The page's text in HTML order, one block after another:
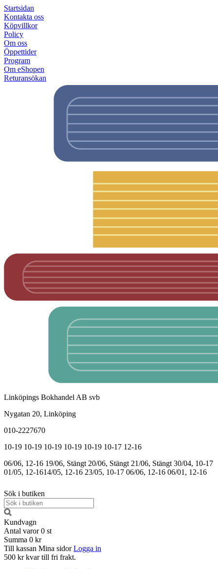
Startsidan
Kontakta oss
Köpvillkor
Policy
Om oss
Öppettider
Program
Om eShopen
Returansökan
Linköpings Bokhandel AB svb
Nygatan 20, Linköping
010-2227670
10-19 10-19 10-19 10-19 10-19 10-17 12-16
06/06, 12-16 19/06, Stängt 20/06, Stängt 21/06, Stängt 30/04, 10-17
01/05, 12-1614/05, 12-16 23/05, 10-17 06/06, 12-16 06/01, 12-16
Sök i butiken
Kundvagn
Antal varor 0 st
Summa 0 kr
Till kassan Mina sidor Logga in
500 kr kvar till fri frakt.